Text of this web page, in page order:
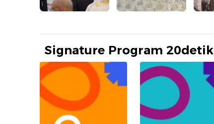
Signature Program 20detik